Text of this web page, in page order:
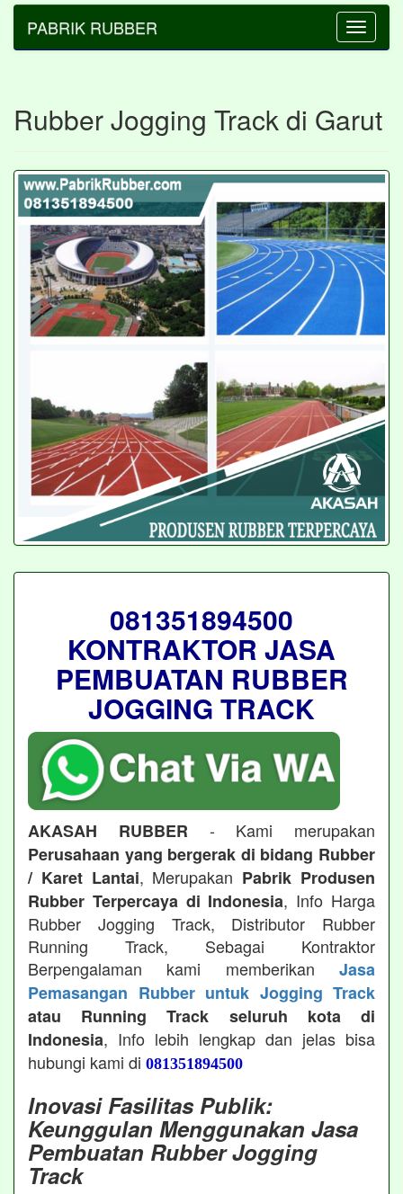
Toggle
PABRIK RUBBER
Rubber Jogging Track di Garut
081351894500
KONTRAKTOR JASA
PEMBUATAN RUBBER
JOGGING TRACK
AKASAH RUBBER - Kami merupakan
Perusahaan yang bergerak di bidang Rubber
/ Karet Lantai, Merupakan Pabrik Produsen
Rubber Terpercaya di Indonesia, Info Harga
Rubber Jogging Track, Distributor Rubber
Running Track, Sebagai Kontraktor
Berpengalaman kami memberikan Jasa
Pemasangan Rubber untuk Jogging Track
atau Running Track seluruh kota di
Indonesia, Info lebih lengkap dan jelas bisa
hubungi kami di 081351894500
Inovasi Fasilitas Publik:
Keunggulan Menggunakan Jasa
Pembuatan Rubber Jogging
Track